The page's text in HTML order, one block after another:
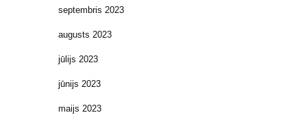
septembris 2023
augusts 2023
jūlijs 2023
jūnijs 2023
maijs 2023